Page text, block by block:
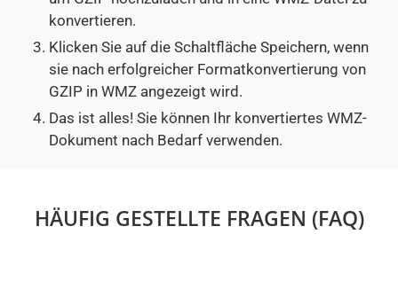
konvertieren.
Klicken Sie auf die Schaltfläche Speichern, wenn
sie nach erfolgreicher Formatkonvertierung von
GZIP in WMZ angezeigt wird.
Das ist alles! Sie können Ihr konvertiertes WMZ-
Dokument nach Bedarf verwenden.
HÄUFIG GESTELLTE FRAGEN (FAQ)